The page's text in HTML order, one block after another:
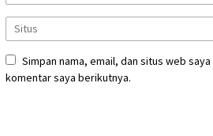
Simpan nama, email, dan situs web
komentar saya berikutnya.